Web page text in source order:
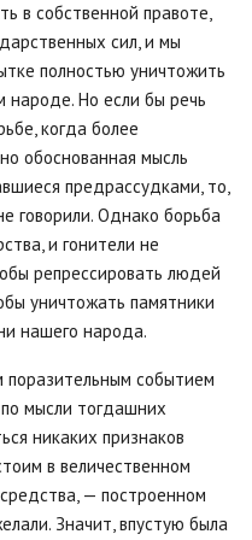
в собственной правоте,
сил, и мы
полностью уничтожить
народе. Но если бы речь
когда более
обоснованная мысль
предрассудками, то,
говорили. Однако борьба
и гонители не
репрессировать людей
уничтожать памятники
нашего народа.
поразительным событием
мысли тогдашних
никаких признаков
в величественном
— построенном
Значит, впустую была